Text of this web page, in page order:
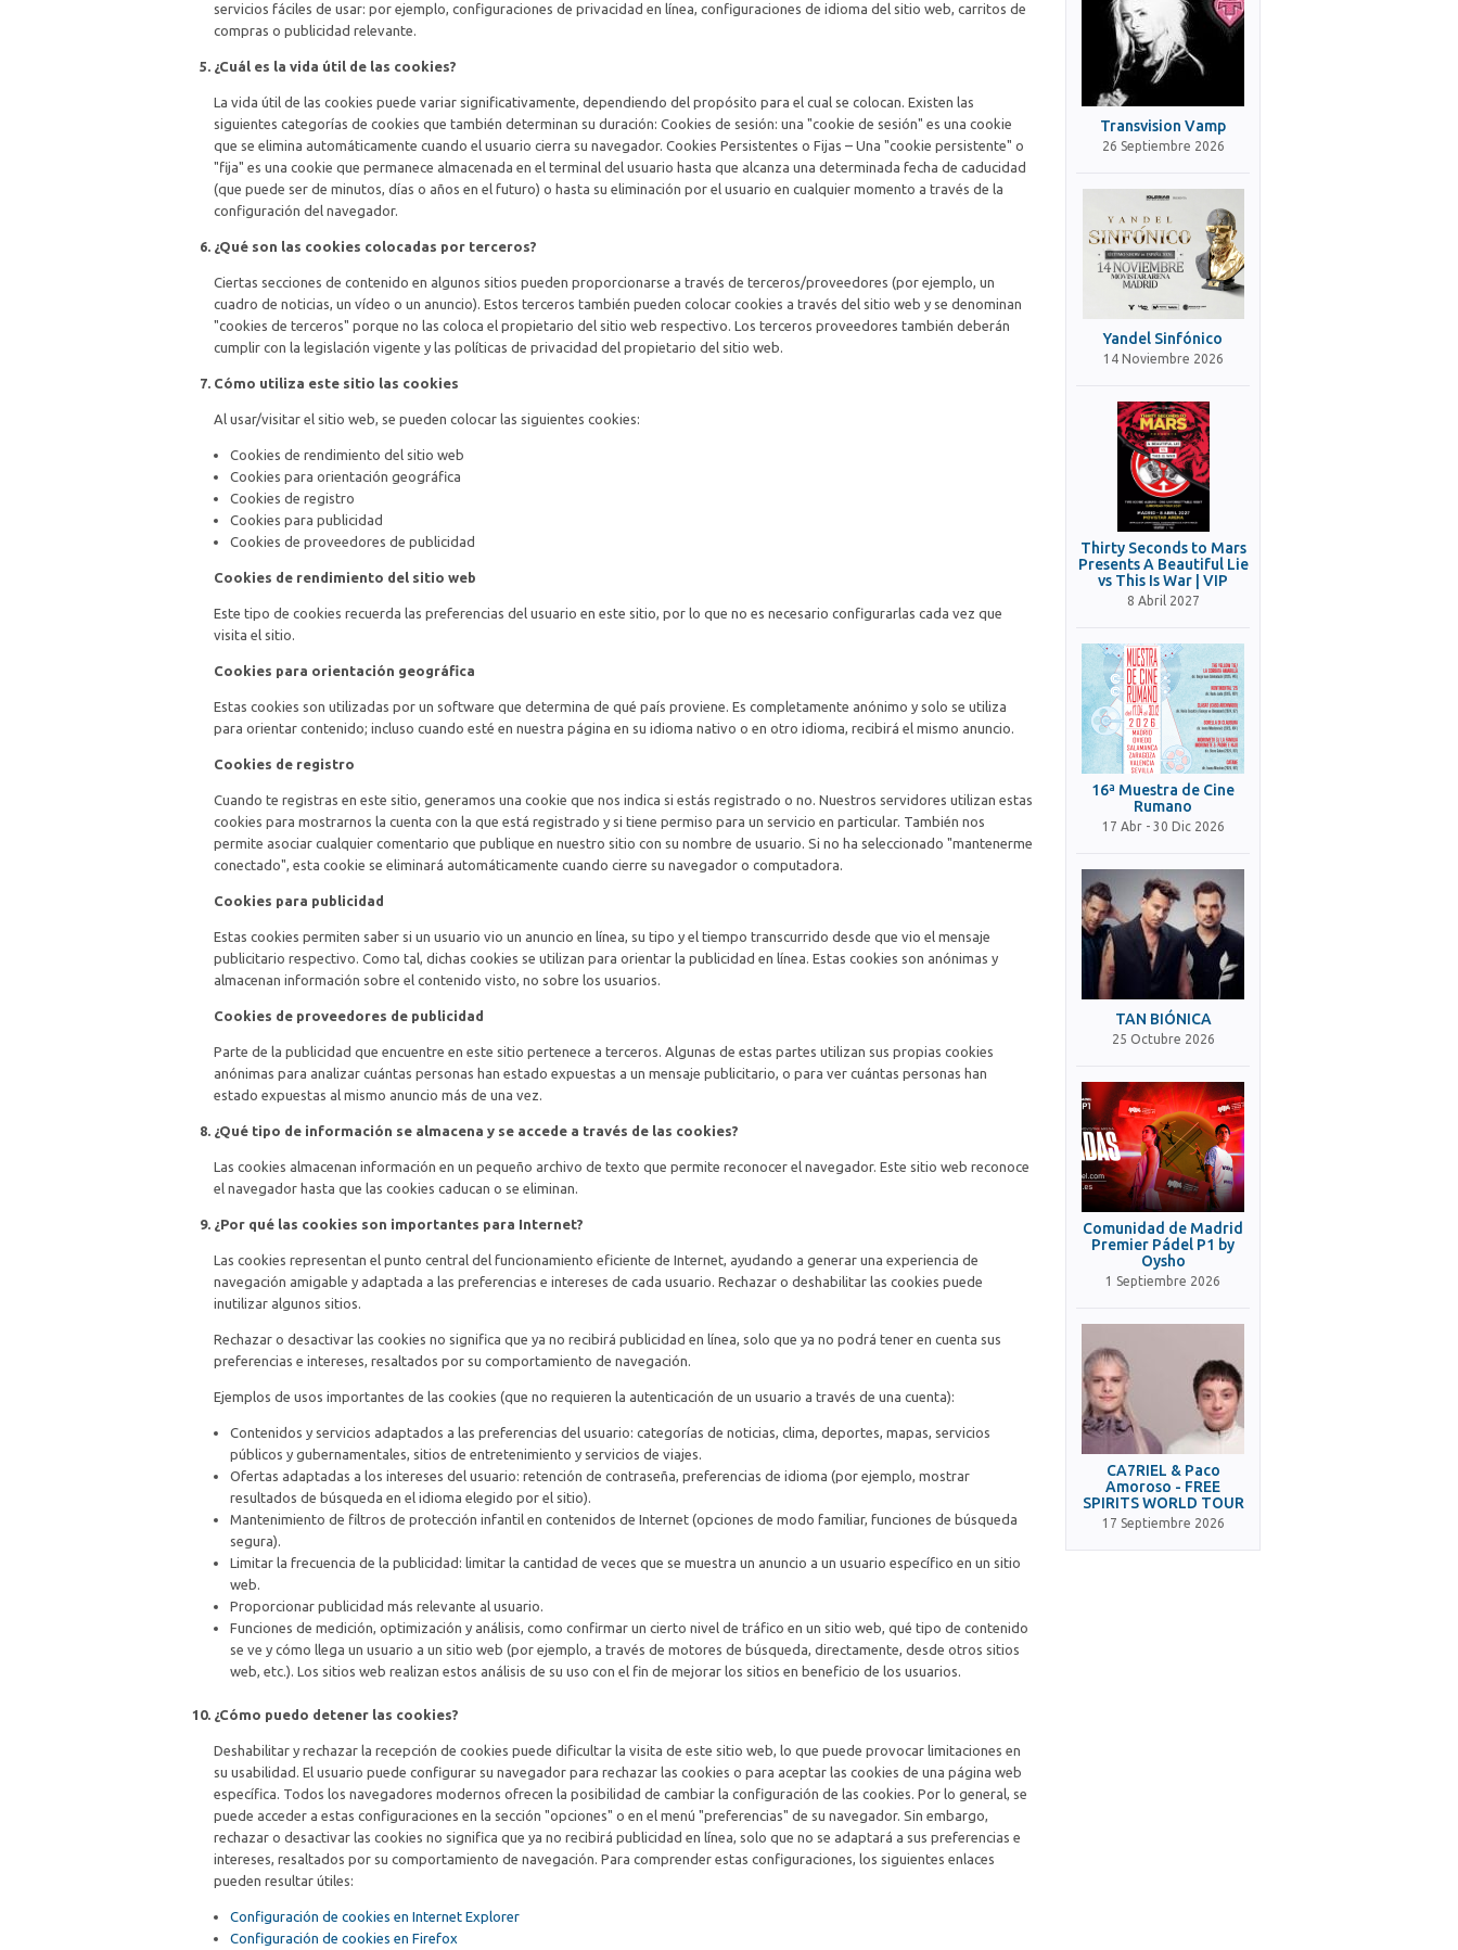
servicios fáciles de usar: por ejemplo, configuraciones de privacidad en línea, configuraciones de idioma del sitio web, carritos de
compras o publicidad relevante.
¿Cuál es la vida útil de las cookies?
La vida útil de las cookies puede variar significativamente, dependiendo del propósito para el cual se colocan. Existen las
siguientes categorías de cookies que también determinan su duración: Cookies de sesión: una "cookie de sesión" es una cookie
que se elimina automáticamente cuando el usuario cierra su navegador. Cookies Persistentes o Fijas – Una "cookie persistente" o
"fija" es una cookie que permanece almacenada en el terminal del usuario hasta que alcanza una determinada fecha de caducidad
(que puede ser de minutos, días o años en el futuro) o hasta su eliminación por el usuario en cualquier momento a través de la
configuración del navegador.
¿Qué son las cookies colocadas por terceros?
Ciertas secciones de contenido en algunos sitios pueden proporcionarse a través de terceros/proveedores (por ejemplo, un
cuadro de noticias, un vídeo o un anuncio). Estos terceros también pueden colocar cookies a través del sitio web y se denominan
"cookies de terceros" porque no las coloca el propietario del sitio web respectivo. Los terceros proveedores también deberán
cumplir con la legislación vigente y las políticas de privacidad del propietario del sitio web.
Cómo utiliza este sitio las cookies
Al usar/visitar el sitio web, se pueden colocar las siguientes cookies:
Cookies de rendimiento del sitio web
Cookies para orientación geográfica
Cookies de registro
Cookies para publicidad
Cookies de proveedores de publicidad
Cookies de rendimiento del sitio web
Este tipo de cookies recuerda las preferencias del usuario en este sitio, por lo que no es necesario configurarlas cada vez que
visita el sitio.
Cookies para orientación geográfica
Estas cookies son utilizadas por un software que determina de qué país proviene. Es completamente anónimo y solo se utiliza
para orientar contenido; incluso cuando esté en nuestra página en su idioma nativo o en otro idioma, recibirá el mismo anuncio.
Cookies de registro
Cuando te registras en este sitio, generamos una cookie que nos indica si estás registrado o no. Nuestros servidores utilizan estas
cookies para mostrarnos la cuenta con la que está registrado y si tiene permiso para un servicio en particular. También nos
permite asociar cualquier comentario que publique en nuestro sitio con su nombre de usuario. Si no ha seleccionado "mantenerme
conectado", esta cookie se eliminará automáticamente cuando cierre su navegador o computadora.
Cookies para publicidad
Estas cookies permiten saber si un usuario vio un anuncio en línea, su tipo y el tiempo transcurrido desde que vio el mensaje
publicitario respectivo. Como tal, dichas cookies se utilizan para orientar la publicidad en línea. Estas cookies son anónimas y
almacenan información sobre el contenido visto, no sobre los usuarios.
Cookies de proveedores de publicidad
Parte de la publicidad que encuentre en este sitio pertenece a terceros. Algunas de estas partes utilizan sus propias cookies
anónimas para analizar cuántas personas han estado expuestas a un mensaje publicitario, o para ver cuántas personas han
estado expuestas al mismo anuncio más de una vez.
¿Qué tipo de información se almacena y se accede a través de las cookies?
Las cookies almacenan información en un pequeño archivo de texto que permite reconocer el navegador. Este sitio web reconoce
el navegador hasta que las cookies caducan o se eliminan.
¿Por qué las cookies son importantes para Internet?
Las cookies representan el punto central del funcionamiento eficiente de Internet, ayudando a generar una experiencia de
navegación amigable y adaptada a las preferencias e intereses de cada usuario. Rechazar o deshabilitar las cookies puede
inutilizar algunos sitios.
Rechazar o desactivar las cookies no significa que ya no recibirá publicidad en línea, solo que ya no podrá tener en cuenta sus
preferencias e intereses, resaltados por su comportamiento de navegación.
Ejemplos de usos importantes de las cookies (que no requieren la autenticación de un usuario a través de una cuenta):
Contenidos y servicios adaptados a las preferencias del usuario: categorías de noticias, clima, deportes, mapas, servicios
públicos y gubernamentales, sitios de entretenimiento y servicios de viajes.
Ofertas adaptadas a los intereses del usuario: retención de contraseña, preferencias de idioma (por ejemplo, mostrar
resultados de búsqueda en el idioma elegido por el sitio).
Mantenimiento de filtros de protección infantil en contenidos de Internet (opciones de modo familiar, funciones de búsqueda
segura).
Limitar la frecuencia de la publicidad: limitar la cantidad de veces que se muestra un anuncio a un usuario específico en un sitio
web.
Proporcionar publicidad más relevante al usuario.
Funciones de medición, optimización y análisis, como confirmar un cierto nivel de tráfico en un sitio web, qué tipo de contenido
se ve y cómo llega un usuario a un sitio web (por ejemplo, a través de motores de búsqueda, directamente, desde otros sitios
web, etc.). Los sitios web realizan estos análisis de su uso con el fin de mejorar los sitios en beneficio de los usuarios.
¿Cómo puedo detener las cookies?
Deshabilitar y rechazar la recepción de cookies puede dificultar la visita de este sitio web, lo que puede provocar limitaciones en
su usabilidad. El usuario puede configurar su navegador para rechazar las cookies o para aceptar las cookies de una página web
específica. Todos los navegadores modernos ofrecen la posibilidad de cambiar la configuración de las cookies. Por lo general, se
puede acceder a estas configuraciones en la sección "opciones" o en el menú "preferencias" de su navegador. Sin embargo,
rechazar o desactivar las cookies no significa que ya no recibirá publicidad en línea, solo que no se adaptará a sus preferencias e
intereses, resaltados por su comportamiento de navegación. Para comprender estas configuraciones, los siguientes enlaces
pueden resultar útiles:
Configuración de cookies en Internet Explorer
Configuración de cookies en Firefox
Transvision Vamp
26 Septiembre 2026
Yandel Sinfónico
14 Noviembre 2026
Thirty Seconds to Mars
Presents A Beautiful Lie
vs This Is War | VIP
8 Abril 2027
16ª Muestra de Cine
Rumano
17 Abr - 30 Dic 2026
TAN BIÓNICA
25 Octubre 2026
Comunidad de Madrid
Premier Pádel P1 by
Oysho
1 Septiembre 2026
CA7RIEL & Paco
Amoroso - FREE
SPIRITS WORLD TOUR
17 Septiembre 2026